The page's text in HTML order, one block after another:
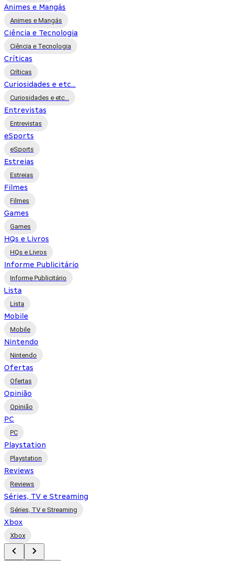
Animes e Mangás
Animes e Mangás
Ciência e Tecnologia
Ciência e Tecnologia
Críticas
Críticas
Curiosidades e etc...
Curiosidades e etc...
Entrevistas
Entrevistas
eSports
eSports
Estreias
Estreias
Filmes
Filmes
Games
Games
HQs e Livros
HQs e Livros
Informe Publicitário
Informe Publicitário
Lista
Lista
Mobile
Mobile
Nintendo
Nintendo
Ofertas
Ofertas
Opinião
Opinião
PC
PC
Playstation
Playstation
Reviews
Reviews
Séries, TV e Streaming
Séries, TV e Streaming
Xbox
Xbox